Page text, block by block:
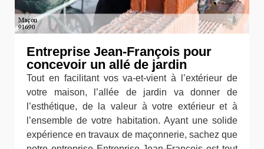
Entreprise Jean-François pour
concevoir un allé de jardin
Tout en facilitant vos va-et-vient à l’extérieur de
votre maison, l’allée de jardin va donner de
l’esthétique, de la valeur à votre extérieur et à
l’ensemble de votre habitation. Ayant une solide
expérience en travaux de maçonnerie, sachez que